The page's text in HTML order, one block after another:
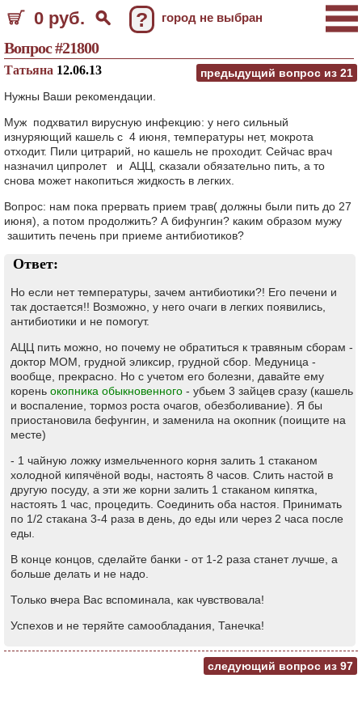
0 руб. ? город не выбран
Вопрос #21800
предыдущий вопрос из 21
Татьяна 12.06.13
Нужны Ваши рекомендации.
Муж подхватил вирусную инфекцию: у него сильный
изнуряющий кашель с 4 июня, температуры нет, мокрота
отходит. Пили цитрарий, но кашель не проходит. Сейчас врач
назначил ципролет и АЦЦ, сказали обязательно пить, а то
снова может накопиться жидкость в легких.
Вопрос: нам пока прервать прием трав( должны были пить до 27
июня), а потом продолжить? А бифунгин? каким образом мужу
зашитить печень при приеме антибиотиков?
Ответ:
Но если нет температуры, зачем антибиотики?! Его печени и
так достается!! Возможно, у него очаги в легких появились,
антибиотики и не помогут.
АЦЦ пить можно, но почему не обратиться к травяным сборам -
доктор МОМ, грудной эликсир, грудной сбор. Медуница -
вообще, прекрасно. Но с учетом его болезни, давайте ему
корень окопника обыкновенного - убьем 3 зайцев сразу (кашель
и воспаление, тормоз роста очагов, обезболивание). Я бы
приостановила бефунгин, и заменила на окопник (поищите на
месте)
- 1 чайную ложку измельченного корня залить 1 стаканом
холодной кипячёной воды, настоять 8 часов. Слить настой в
другую посуду, а эти же корни залить 1 стаканом кипятка,
настоять 1 час, процедить. Соединить оба настоя. Принимать
по 1/2 стакана 3-4 раза в день, до еды или через 2 часа после
еды.
В конце концов, сделайте банки - от 1-2 раза станет лучше, а
больше делать и не надо.
Только вчера Вас вспоминала, как чувствовала!
Успехов и не теряйте самообладания, Танечка!
следующий вопрос из 97